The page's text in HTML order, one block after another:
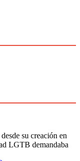
su creación en
LGTB demandaba